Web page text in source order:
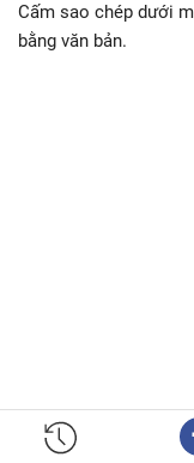
Cấm sao chép dưới
bằng văn bản.